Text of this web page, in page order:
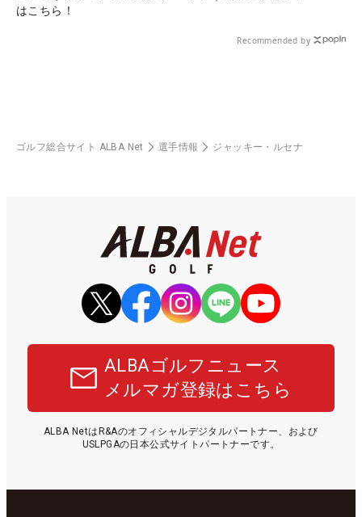
はこちら！
Recommended by
ゴルフ総合サイト ALBA Net 選手情報 ジャッキー・ルセナ
ALBAゴルフニュース
メルマガ登録はこちら
ALBA NetはR&Aのオフィシャルデジタルパートナー、および
USLPGAの日本公式サイトパートナーです。